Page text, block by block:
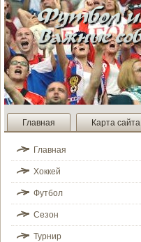
Главная Карта сайта
Главная
Хоккей
Футбол
Сезон
Турнир